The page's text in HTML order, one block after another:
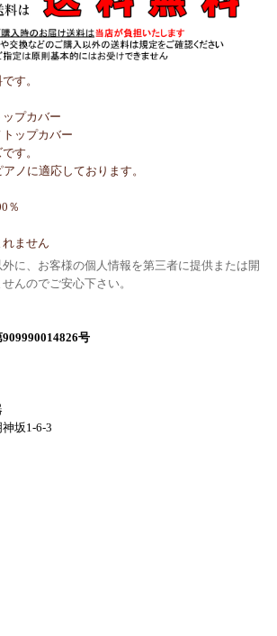
す。
プカバー
ップカバー
す。
ノに適応しております。
％
ません
に、お客様の個人情報を第三者に提供または開
んのでご安心下さい。
号
坂1-6-3